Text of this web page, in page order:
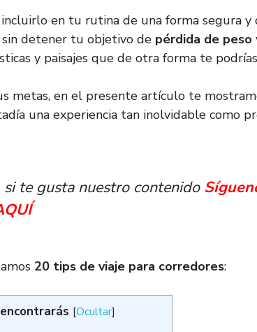
en tu rutina de una forma segura y
detener tu objetivo de pérdida de peso
y paisajes que de otra forma te
metas, en el presente artículo te
una experiencia tan inolvidable como
si te gusta nuestro contenido
20 tips de viaje para corredores:
[Ocultar]